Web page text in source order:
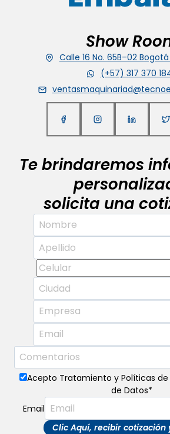
Show
Calle 16 No. 65B–02
(+57) 317 370
Te brindaremos
solicita una
Acepto Tratamiento y Políticas de
de Datos*
Email
Clic Aquí, recibir cotización